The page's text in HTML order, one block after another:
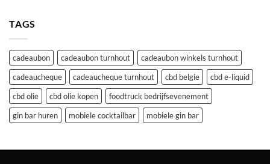
TAGS
cadeaubon cadeaubon turnhout
cadeaubon winkels turnhout
cadeaucheque
cadeaucheque turnhout cbd belgie
cbd e-liquid
cbd olie
cbd olie kopen
foodtruck bedrijfsevenement
gin bar huren
mobiele cocktailbar mobiele gin bar